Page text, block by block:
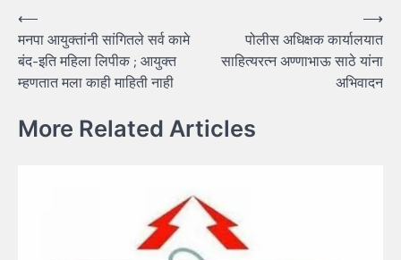
Post
navigation
⟵
मनपा आयुक्तांनी सांगितले सर्व कामे
बंद-इति महिला लिपीक ; आयुक्त
म्हणतात मला काही माहिती नाही
पोलीस अधिक्षक कार्यालयात
साहित्यरत्न अण्णाभाऊ साठे यांना
अभिवादन
⟶
More Related Articles